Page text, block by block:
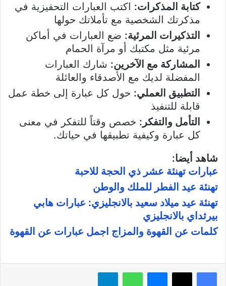
كتابة المذكرات: اكتب العبارات التحفيزية في
مذكرتك الشخصية مع تأملاتك حولها
التذكيرات المرئية: ضع العبارات في أماكن
مرئية مثل مكتبك أو مرآة الحمام
المشاركة مع الآخرين: شارك العبارات
المفضلة لديك مع الأصدقاء والعائلة
التطبيق العملي: حول كل عبارة إلى خطة عمل
قابلة للتنفيذ
التأمل والتفكر: خصص وقتاً للتفكر في معنى
كل عبارة وكيفية تطبيقها في حياتك.
شاهد أيضا:
عبارات تهنئة عشر ذي الحجة للاحبة
تهنئة عيد الفطر للملك والوطن
تهنئة عيد ميلاد سعيد بالانجليزي: عبارات هابي
بيرثداي بالانجليزي
كلمات عن القهوة والمزاج اجمل عبارات عن القهوة
فيسبوك X ماسنجر واتساب